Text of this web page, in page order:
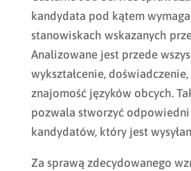
kandydata pod kątem
stanowiskach wskazanych
Analizowane jest przede
wykształcenie,
znajomość języków obcych.
pozwala stworzyć
kandydatów, który jest
Za sprawą zdecydowanego